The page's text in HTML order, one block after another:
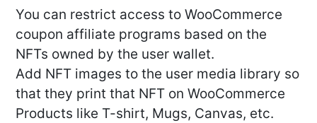
You can restrict access to WooCommerce
coupon affiliate programs based on the
NFTs owned by the user wallet.
Add NFT images to the user media library so
that they print that NFT on WooCommerce
Products like T-shirt, Mugs, Canvas, etc.